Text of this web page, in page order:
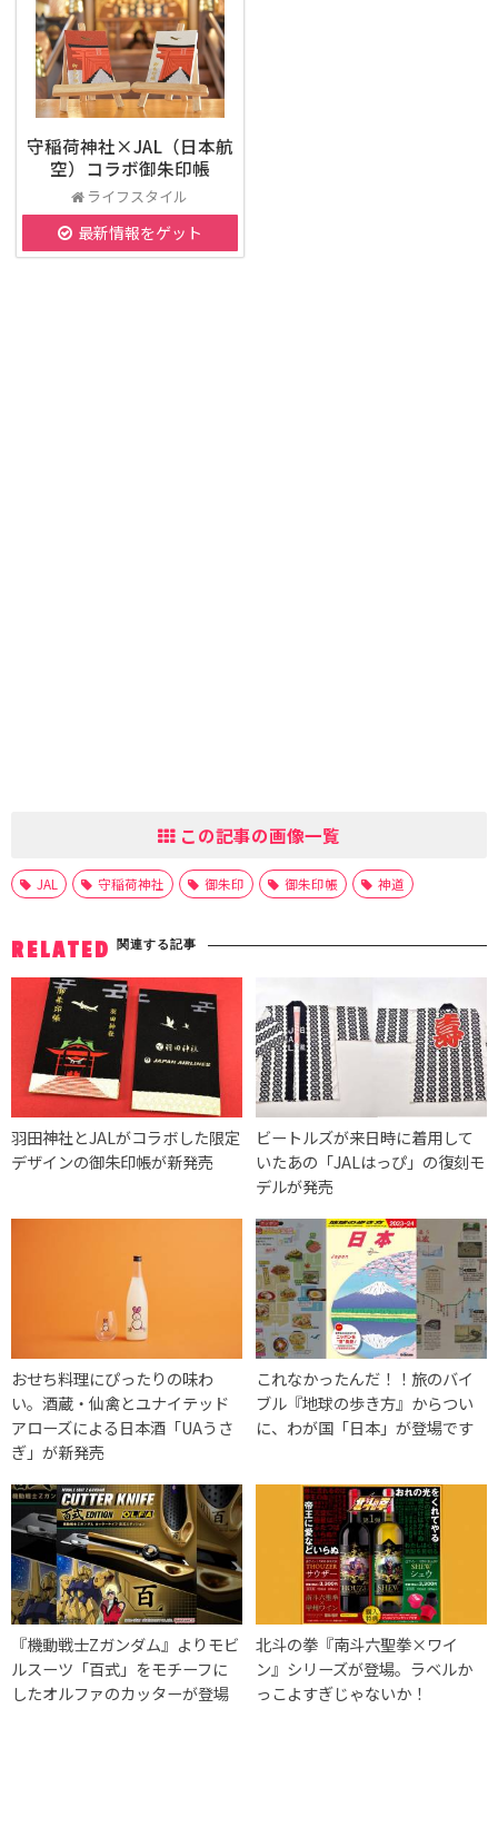
守稲荷神社×JAL（日本航
空）コラボ御朱印帳
ライフスタイル
最新情報をゲット
この記事の画像一覧
JAL 守稲荷神社 御朱印 御朱印帳 神道
RELATED 関連する記事
羽田神社とJALがコラボした限定
デザインの御朱印帳が新発売
ビートルズが来日時に着用して
いたあの「JALはっぴ」の復刻モ
デルが発売
おせち料理にぴったりの味わ
い。酒蔵・仙禽とユナイテッド
アローズによる日本酒「UAうさ
ぎ」が新発売
これなかったんだ！！旅のバイ
ブル『地球の歩き方』からつい
に、わが国「日本」が登場です
『機動戦士Zガンダム』よりモビ
ルスーツ「百式」をモチーフに
したオルファのカッターが登場
北斗の拳『南斗六聖拳×ワイ
ン』シリーズが登場。ラベルか
っこよすぎじゃないか！